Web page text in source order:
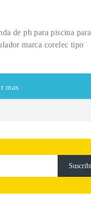
de ph para piscina para
marca corelec tipo
mas